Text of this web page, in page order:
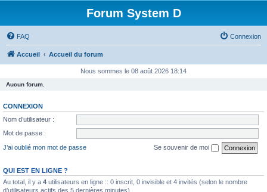
Forum System D
FAQ Connexion
Accueil Accueil du forum
Nous sommes le 08 août 2026 18:14
Aucun forum.
CONNEXION
Nom d’utilisateur :
Mot de passe :
J’ai oublié mon mot de passe
Se souvenir de moi
QUI EST EN LIGNE ?
Au total, il y a 4 utilisateurs en ligne :: 0 inscrit, 0 invisible et 4 invités (selon le nombre
d’utilisateurs actifs des 5 dernières minutes)